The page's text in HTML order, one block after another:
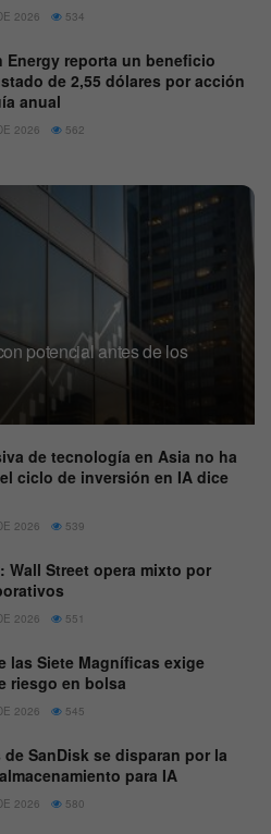
2026 534
Energy reporta un beneficio
de 2,55 dólares por acción
anual
2026 562
potencial antes de los
de tecnología en Asia no ha
ciclo de inversión en IA dice
2026 539
Wall Street opera mixto por
2026 551
las Siete Magníficas exige
riesgo en bolsa
2026 545
SanDisk se disparan por la
para IA
2026 580